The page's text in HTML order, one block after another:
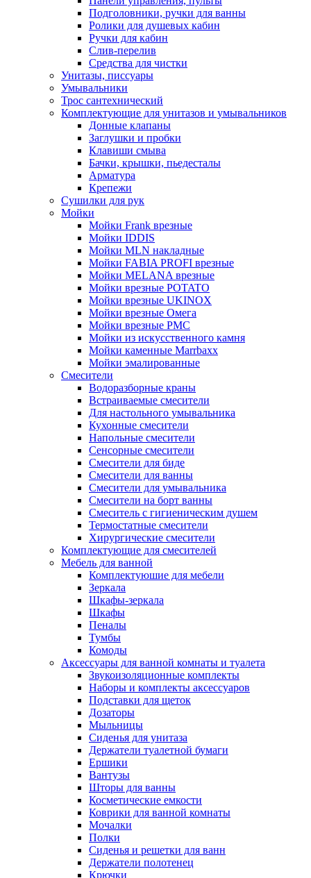
Подголовники, ручки для ванны
Ролики для душевых кабин
Ручки для кабин
Слив-перелив
Средства для чистки
Унитазы, писсуары
Умывальники
Трос сантехнический
Комплектующие для унитазов и умывальников
Донные клапаны
Заглушки и пробки
Клавиши смыва
Бачки, крышки, пьедесталы
Арматура
Крепежи
Сушилки для рук
Мойки
Мойки Frank врезные
Мойки IDDIS
Мойки MLN накладные
Мойки FABIA PROFI врезные
Мойки MELANA врезные
Мойки врезные POTATO
Мойки врезные UKINOX
Мойки врезные Омега
Мойки врезные РМС
Мойки из искусственного камня
Мойки каменные Marrbaxx
Мойки эмалированные
Смесители
Водоразборные краны
Встраиваемые смесители
Для настольного умывальника
Кухонные смесители
Напольные смесители
Сенсорные смесители
Смесители для биде
Смесители для ванны
Смесители для умывальника
Смесители на борт ванны
Смеситель с гигиеническим душем
Термостатные смесители
Хирургические смесители
Комплектующие для смесителей
Мебель для ванной
Комплектуюшие для мебели
Зеркала
Шкафы-зеркала
Шкафы
Пеналы
Тумбы
Комоды
Аксессуары для ванной комнаты и туалета
Звукоизоляционные комплекты
Наборы и комплекты аксессуаров
Подставки для щеток
Дозаторы
Мыльницы
Сиденья для унитаза
Держатели туалетной бумаги
Ершики
Вантузы
Шторы для ванны
Косметические емкости
Коврики для ванной комнаты
Мочалки
Полки
Сиденья и решетки для ванн
Держатели полотенец
Крючки